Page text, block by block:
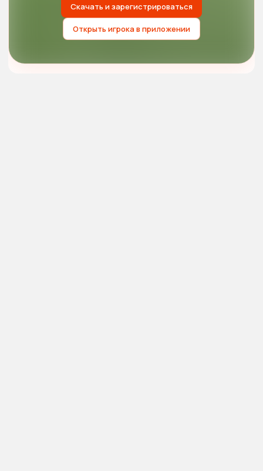
Скачать и зарегистрироваться
Открыть игрока в приложении